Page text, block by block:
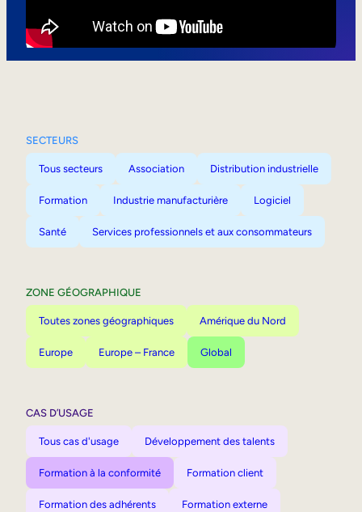
SECTEURS
Tous secteurs Association Distribution industrielle
Formation Industrie manufacturière Logiciel
Santé Services professionnels et aux consommateurs
ZONE GÉOGRAPHIQUE
Toutes zones géographiques Amérique du Nord
Europe Europe – France Global
CAS D’USAGE
Tous cas d'usage Développement des talents
Formation à la conformité Formation client
Formation des adhérents Formation externe